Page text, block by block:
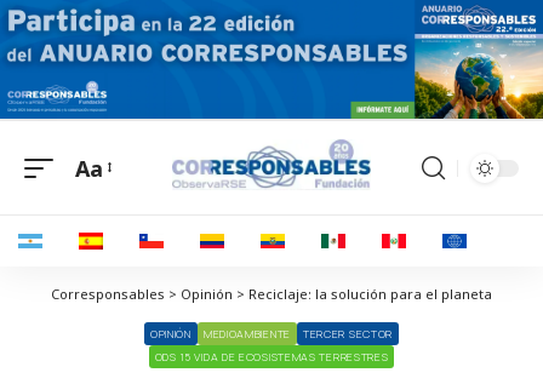
Aa
Corresponsables > Opinión > Reciclaje: la solución para el planeta
OPINIÓN MEDIOAMBIENTE
TERCER SECTOR
ODS 15 VIDA DE ECOSISTEMAS TERRESTRES